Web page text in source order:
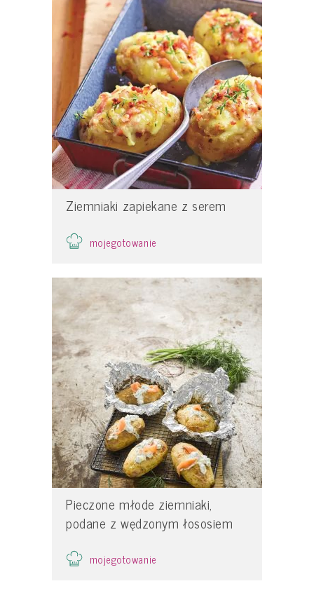
Ziemniaki zapiekane z serem
mojegotowanie
Pieczone młode ziemniaki,
podane z wędzonym łososiem
mojegotowanie